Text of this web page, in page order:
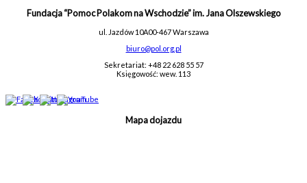
Fundacja “Pomoc Polakom na Wschodzie” im. Jana Olszewskiego
ul. Jazdów 10A00-467 Warszawa
biuro@pol.org.pl
Sekretariat: +48 22 628 55 57
Księgowość: wew. 113
Mapa dojazdu